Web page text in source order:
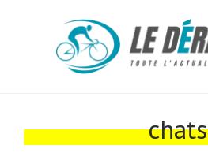
chats
Tests de produits